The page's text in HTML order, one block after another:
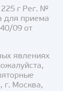
225 г Рег. №
для приема
09 от
явлениях
г. Москва,